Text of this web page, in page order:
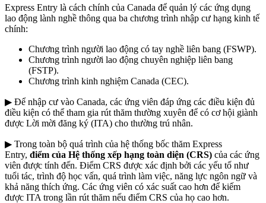
Express Entry là cách chính của Canada để quản lý các ứng dụng
lao động lành nghề thông qua ba chương trình nhập cư hạng kinh tế
chính:
Chương trình người lao động có tay nghề liên bang (FSWP).
Chương trình người lao động chuyên nghiệp liên bang
(FSTP).
Chương trình kinh nghiệm Canada (CEC).
▶ Để nhập cư vào Canada, các ứng viên đáp ứng các điều kiện đủ
điều kiện có thể tham gia rút thăm thường xuyên để có cơ hội giành
được Lời mời đăng ký (ITA) cho thường trú nhân.
▶ Trong toàn bộ quá trình của hệ thống bốc thăm Express
Entry, điểm của Hệ thống xếp hạng toàn diện (CRS) của các ứng
viên được tính đến. Điểm CRS được xác định bởi các yếu tố như
tuổi tác, trình độ học vấn, quá trình làm việc, năng lực ngôn ngữ và
khả năng thích ứng. Các ứng viên có xác suất cao hơn để kiếm
được ITA trong lần rút thăm nếu điểm CRS của họ cao hơn.